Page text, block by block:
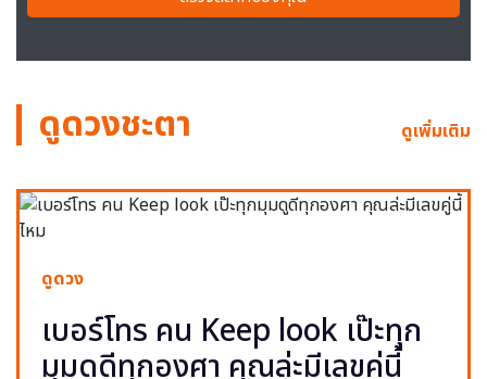
ดูดวงชะตา ดูเพิ่มเติม
ดูดวง
เบอร์โทร คน Keep look เป๊ะทุก
มุมดูดีทุกองศา คุณล่ะมีเลขคู่นี้